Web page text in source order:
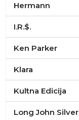
Hermann
I.R.$.
Ken Parker
Klara
Kultna Edicija
Long John Silver